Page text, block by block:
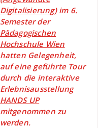
Digitalisierung)im 6.
Semester der
Pädagogischen
Hochschule Wien
hatten Gelegenheit,
auf eine geführte Tour
durch die interaktive
Erlebnisausstellung
HANDS UP
mitgenommen zu
werden.